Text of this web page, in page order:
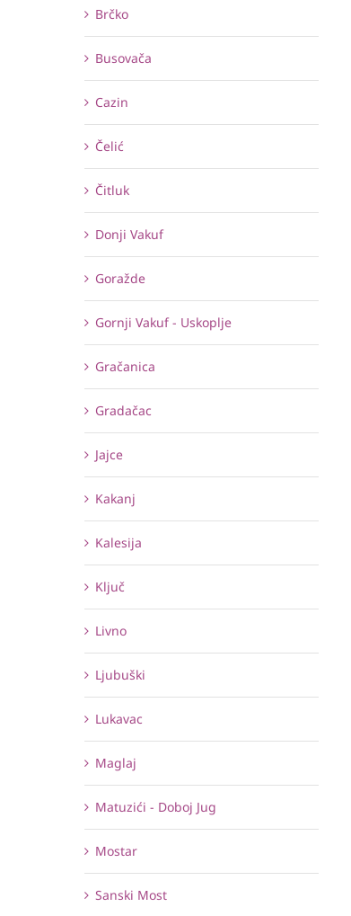
Brčko
Busovača
Cazin
Čelić
Čitluk
Donji Vakuf
Goražde
Gornji Vakuf - Uskoplje
Gračanica
Gradačac
Jajce
Kakanj
Kalesija
Ključ
Livno
Ljubuški
Lukavac
Maglaj
Matuzići - Doboj Jug
Mostar
Sanski Most